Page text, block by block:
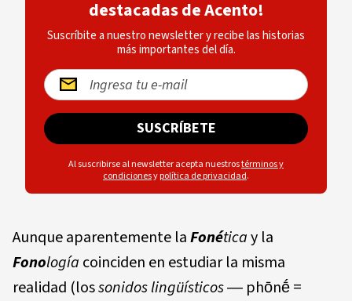
destacadas de Acento!
Suscríbite a nuestro newsletter y recibe las historias
más importantes del día.
SUSCRÍBETE
Al suscribirse al newsletter acepta nuestrostérminos y
condicionesypolítica de privacidad.
Aunque aparentemente laFonéticay la
Fonología coinciden en estudiar la misma
realidad (lossonidoslingüísticos― phōnḗ =